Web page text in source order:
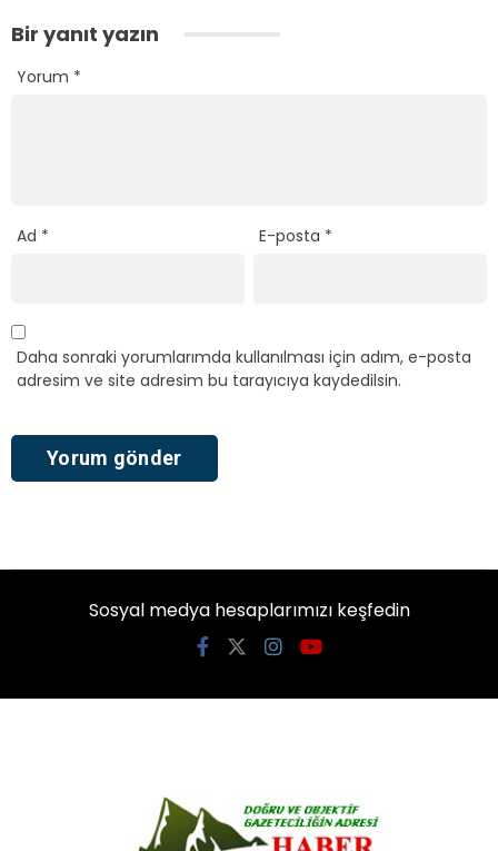
Bir yanıt yazın
Yorum *
Ad * E-posta *
Daha sonraki yorumlarımda kullanılması için adım, e-posta
adresim ve site adresim bu tarayıcıya kaydedilsin.
Sosyal medya hesaplarımızı keşfedin